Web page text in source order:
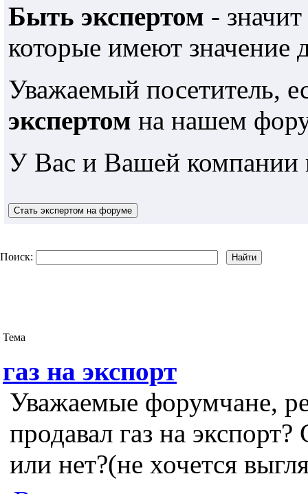
Быть экспертом -
которые имеют
Уважаемый посетитель,
экспертом на нашем
У Вас и Вашей компании
Поиск:
Тема
газ на экспорт
Уважаемые форумчане,
продавал газ на
или нет?(не хочется